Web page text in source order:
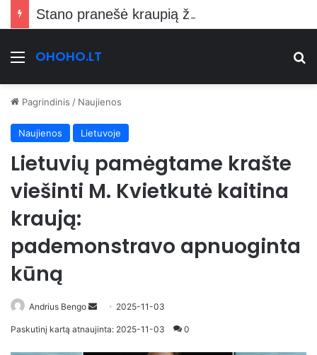
Stano pranešė kraupią žinią Vilniečiams
Meniu
OHOHO.LT
Pagrindinis / Naujienos
Naujienos Lietuvoje
Lietuvių pamėgtame krašte
viešinti M. Kvietkutė kaitina
kraują:
pademonstravo apnuoginta
kūną
Andrius Bengo
Send 2025-11-03
Paskutinį kartą atnaujinta: 2025-11-03 0